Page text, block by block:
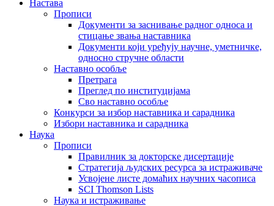
Настава
Прописи
Документи за заснивање радног односа и
стицање звања наставника
Документи који уређују научне, уметничке,
односно стручне области
Наставно особље
Претрага
Преглед по институцијама
Сво наставно особље
Конкурси за избор наставника и сарадника
Избори наставника и сарадника
Наука
Прописи
Правилник за докторске дисертације
Стратегија људских ресурса за истраживаче
Усвојене листе домаћих научних часописа
SCI Thomson Lists
Наука и истраживање